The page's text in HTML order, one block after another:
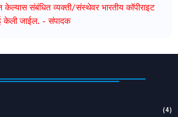
केल्यास संबंधित व्यक्ती/संस्थेवर भारतीय कॉपीराइट
केली जाईल. - संपादक
(4)